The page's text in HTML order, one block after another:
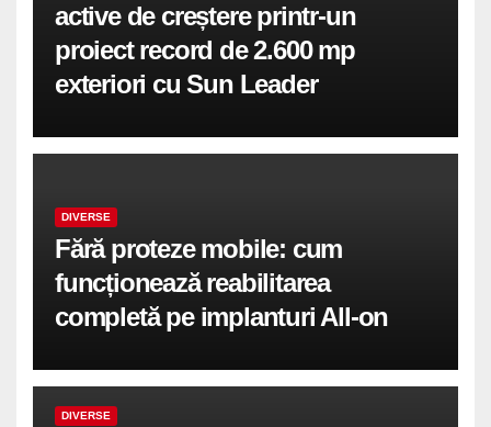
active de creștere printr-un
proiect record de 2.600 mp
exteriori cu Sun Leader
DIVERSE
Fără proteze mobile: cum
funcționează reabilitarea
completă pe implanturi All-on
DIVERSE